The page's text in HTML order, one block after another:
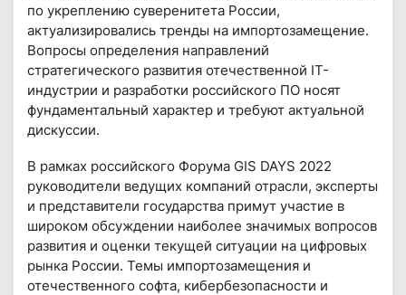
по укреплению суверенитета России,
актуализировались тренды на импортозамещение.
Вопросы определения направлений
стратегического развития отечественной IT-
индустрии и разработки российского ПО носят
фундаментальный характер и требуют актуальной
дискуссии.
B рамках российского Форума GIS DAYS 2022
руководители ведущих компаний отрасли, эксперты
и представители государства примут участие в
широком обсуждении наиболее значимых вопросов
развития и оценки текущей ситуации на цифровых
рынка России. Темы импортозамещения и
отечественного софта, кибербезопасности и